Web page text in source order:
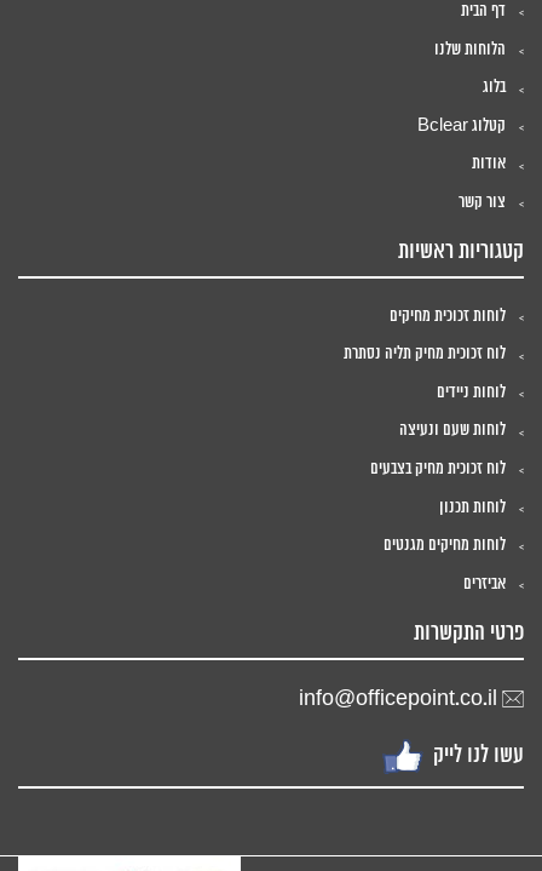
דף הבית
הלוחות שלנו
בלוג
קטלוג Bclear
אודות
צור קשר
קטגוריות ראשיות
לוחות זכוכית מחיקים
לוח זכוכית מחיק תליה נסתרת
לוחות ניידים
לוחות שעם ונעיצה
לוח זכוכית מחיק בצבעים
לוחות תכנון
לוחות מחיקים מגנטים
אביזרים
פרטי התקשרות
info@officepoint.co.il
עשו לנו לייק